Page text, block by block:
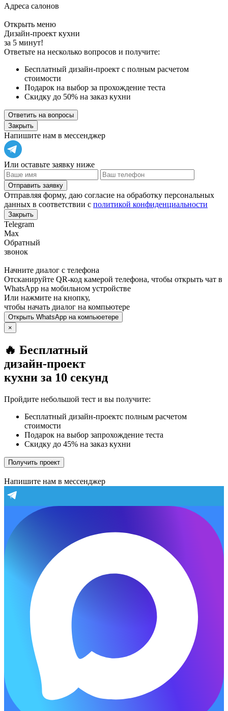
Адреса салонов
Открыть меню
Дизайн-проект кухни
за 5 минут!
Ответьте на несколько вопросов и получите:
Бесплатный дизайн-проект с полным расчетом
стоимости
Подарок на выбор за прохождение теста
Скидку до 50% на заказ кухни
Ответить на вопросы
Закрыть
Напишите нам в мессенджер
Или оставьте заявку ниже
Отправить заявку
Отправляя форму, даю согласие на обработку персональных
данных в соответствии с политикой конфиденциальности
Закрыть
Telegram
Max
Обратный
звонок
Начните диалог с телефона
Отсканируйте QR-код камерой телефона, чтобы открыть чат в
WhatsApp на мобильном устройстве
Или нажмите на кнопку,
чтобы начать диалог на компьютере
Открыть WhatsApp на компьюетере
×
🔥 Бесплатный
дизайн-проект
кухни за 10 секунд
Пройдите небольшой тест и вы получите:
Бесплатный дизайн-проектс полным расчетом
стоимости
Подарок на выбор запрохождение теста
Скидку до 45% на заказ кухни
Получить проект
Напишите нам в мессенджер